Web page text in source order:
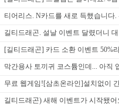
티어리스. N카드를 새로 득했습니다
길티드래곤. 설날 이벤트 달렸더니
[길티드래곤] 카드 소환 이벤트 50%
막간용사 토끼귀 코스튬인데... 아직
무료 웹게임![삼초온라인]설치없이
길티드래곤) 새해 이벤트가 시작됐어